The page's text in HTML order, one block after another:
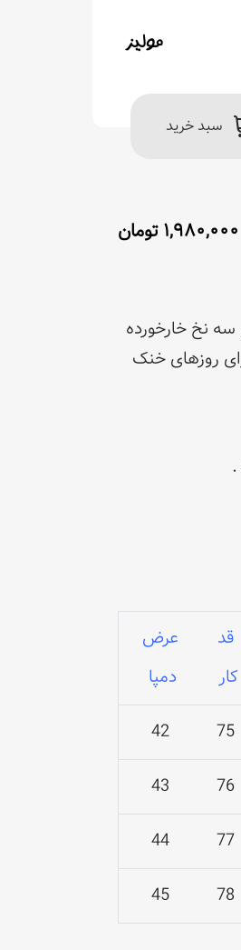
سبد خرید
۱,۹۸۰,۰۰۰ تومان
نخ خارخورده
روزهای خنک
قد
کار
عرض
دمپا
75
42
76
43
77
44
78
45